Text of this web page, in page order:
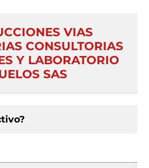
VIAS
CONSULTORIAS
Y LABORATORIO
SAS